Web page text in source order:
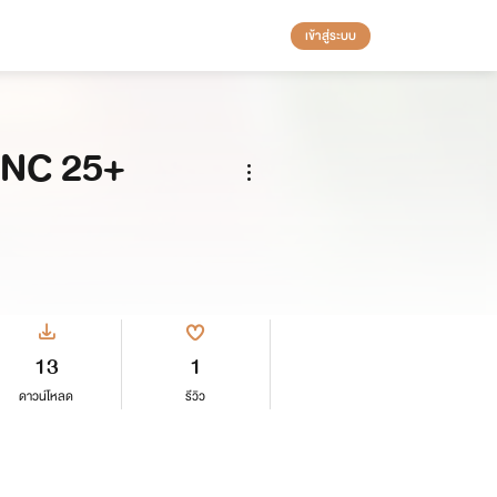
เข้าสู่ระบบ
25+
13
ดาวน์โหลด
1
รีวิว